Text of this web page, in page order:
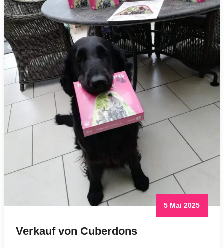
5 Mai 2025
Verkauf von Cuberdons